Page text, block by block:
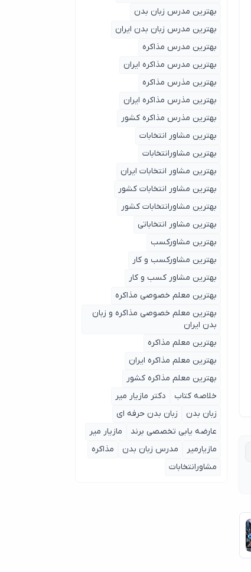
بهترین مدرس زبان بدن
بهترین مدرس زبان بدن ایران
بهترین مدرس مذاکره
بهترین مدرس مذاکره ایران
بهترین مذرس مذاکره
بهترین مذرس مذاکره ایران
بهترین مذرس مذاکره کشور
بهترین مشاور انتخابات
بهترین مشاورانتخابات
بهترین مشاور انتخابات ایران
بهترین مشاور انتخابات کشور
بهترین مشاورانتخابات کشور
بهترین مشاور انتخاباتی
بهترین مشاورکسب
بهترین مشاورکسب و کار
بهترین مشاور کسب و کار
بهترین معلم خصوصی مذاکره
بهترین معلم خصوصی مذاکره و زبان
بدن ایران
بهترین معلم مذاکره
بهترین معلم مذاکره ایران
بهترین معلم مذاکره کشور
خلاصه کتاب
دکتر مازیار میر
زبان بدن
زبان بدن حرفه ای
عارضه یابی تخصصی برند
مازیار میر
مازیارمیر
مدرس زبان بدن
مذاکره
مشاورانتخابات